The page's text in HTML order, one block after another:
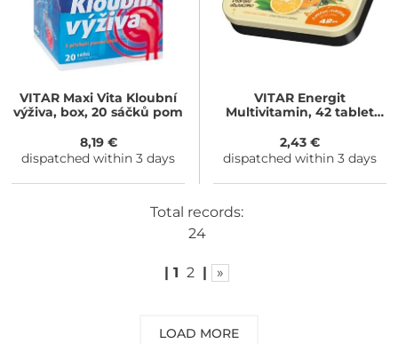
VITAR Maxi Vita Kloubní
výživa, box, 20 sáčků pom
8,19 €
dispatched within 3 days
VITAREnergit
Multivitamin, 42 tablet
2,43 €
dispatched within 3 days
LOAD MORE
Total records:
24
| 1 2 | »